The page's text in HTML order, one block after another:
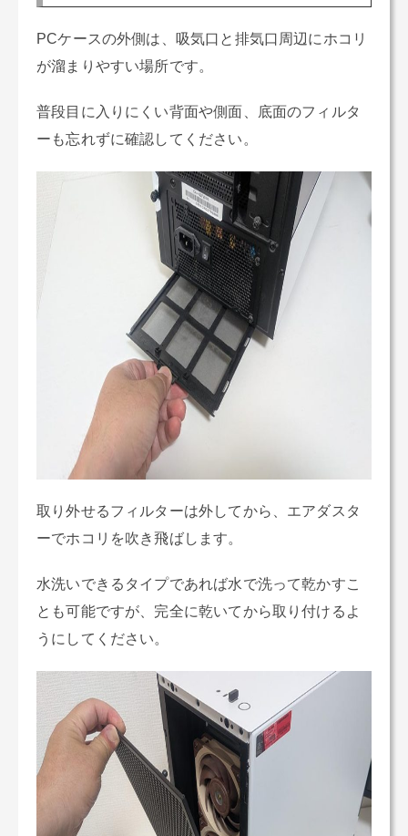
PCケースの外側は、吸気口と排気口周辺にホコリ
が溜まりやすい場所です。
普段目に入りにくい背面や側面、底面のフィルタ
ーも忘れずに確認してください。
取り外せるフィルターは外してから、エアダスタ
ーでホコリを吹き飛ばします。
水洗いできるタイプであれば水で洗って乾かすこ
とも可能ですが、完全に乾いてから取り付けるよ
うにしてください。